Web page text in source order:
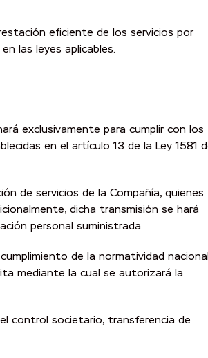
eficiente de los servicios por
las leyes aplicables.
exclusivamente para cumplir con los
en el artículo 13 de la Ley 1581
de servicios de la Compañía, quienes
dicha transmisión se hará
personal suministrada.
de la normatividad
mediante la cual se autorizará la
control societario, transferencia de